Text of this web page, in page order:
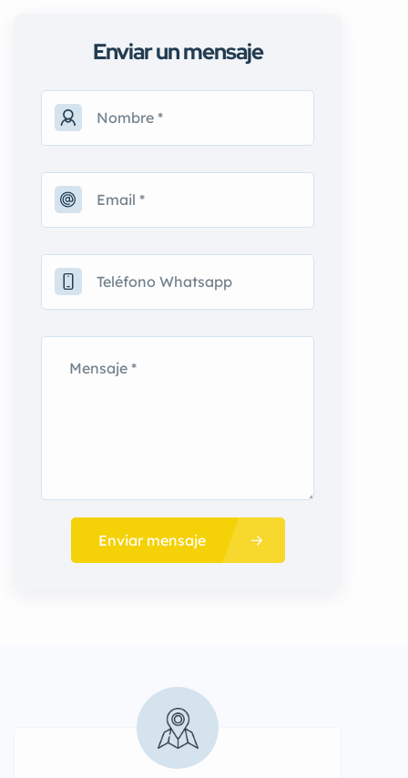
Enviar un mensaje
Enviar mensaje